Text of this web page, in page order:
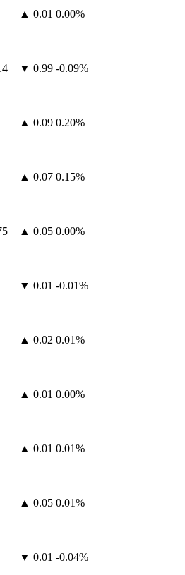
▲ 0.01 0.00%
▼ 0.99 -0.09%
▲ 0.09 0.20%
▲ 0.07 0.15%
▲ 0.05 0.00%
▼ 0.01 -0.01%
▲ 0.02 0.01%
▲ 0.01 0.00%
▲ 0.01 0.01%
▲ 0.05 0.01%
▼ 0.01 -0.04%